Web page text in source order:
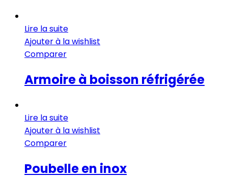
Lire la suite
Ajouter à la wishlist
Comparer
Armoire à boisson réfrigérée
Lire la suite
Ajouter à la wishlist
Comparer
Poubelle en inox